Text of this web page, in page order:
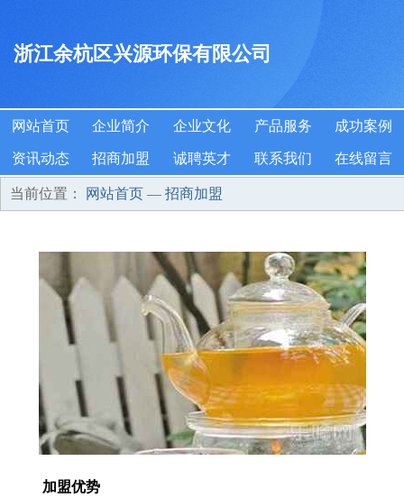
浙江余杭区兴源环保有限公司
网站首页 企业简介 企业文化 产品服务 成功案例
资讯动态 招商加盟 诚聘英才 联系我们 在线留言
当前位置： 网站首页 — 招商加盟
加盟优势